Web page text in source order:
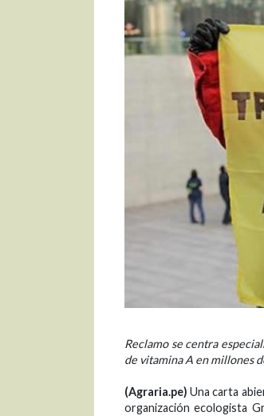
Reclamo se centra
de vitamina A en millones
(Agraria.pe)Una carta
organización ecologista